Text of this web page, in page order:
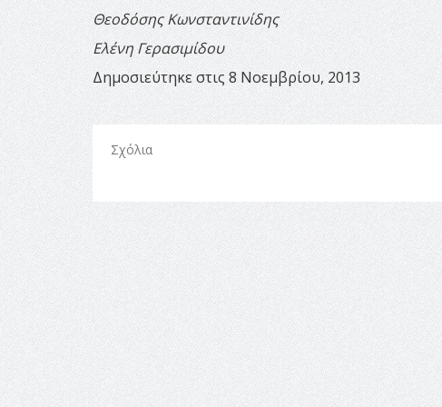
Θεοδόσης Κωνσταντινίδης
Ελένη Γερασιμίδου
Δημοσιεύτηκε στις 8 Νοεμβρίου, 2013
Σχόλια